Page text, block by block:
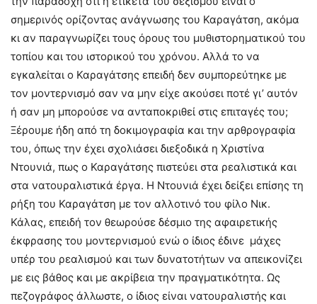
σημερινός ορίζοντας ανάγνωσης του Καραγάτση, ακόμα
κι αν παραγνωρίζει τους όρους του μυθιστορηματικού του
τοπίου και του ιστορικού του χρόνου. Αλλά το να
εγκαλείται ο Καραγάτσης επειδή δεν συμπορεύτηκε με
τον μοντερνισμό σαν να μην είχε ακούσει ποτέ γι’ αυτόν
ή σαν μη μπορούσε να ανταποκριθεί στις επιταγές του;
Ξέρουμε ήδη από τη δοκιμογραφία και την αρθρογραφία
του, όπως την έχει σχολιάσει διεξοδικά η Χριστίνα
Ντουνιά, πως ο Καραγάτσης πιστεύει στα ρεαλιστικά και
στα νατουραλιστικά έργα. Η Ντουνιά έχει δείξει επίσης τη
ρήξη του Καραγάτση με τον αλλοτινό του φίλο Νικ.
Κάλας, επειδή τον θεωρούσε δέσμιο της αφαιρετικής
έκφρασης του μοντερνισμού ενώ ο ίδιος έδινε μάχες
υπέρ του ρεαλισμού και των δυνατοτήτων να απεικονίζει
με εις βάθος και με ακρίβεια την πραγματικότητα. Ως
πεζογράφος άλλωστε, ο ίδιος είναι νατουραλιστής και